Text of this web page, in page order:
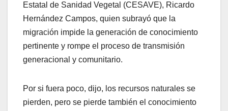
Estatal de Sanidad Vegetal (CESAVE), Ricardo
Hernández Campos, quien subrayó que la
migración impide la generación de conocimiento
pertinente y rompe el proceso de transmisión
generacional y comunitario.
Por si fuera poco, dijo, los recursos naturales se
pierden, pero se pierde también el conocimiento